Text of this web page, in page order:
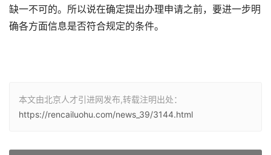
缺一不可的。所以说在确定提出办理申请之前，要进一步明
确各方面信息是否符合规定的条件。
本文由北京人才引进网发布,转载注明出处：
https://rencailuohu.com/news_39/3144.html